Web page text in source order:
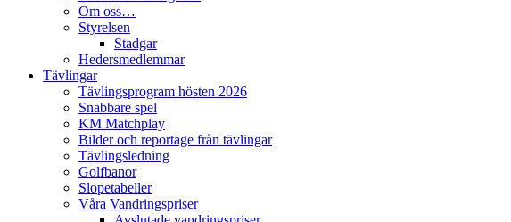
Om oss…
Styrelsen
Stadgar
Hedersmedlemmar
Tävlingar
Tävlingsprogram hösten 2026
Snabbare spel
KM Matchplay
Bilder och reportage från tävlingar
Tävlingsledning
Golfbanor
Slopetabeller
Våra Vandringspriser